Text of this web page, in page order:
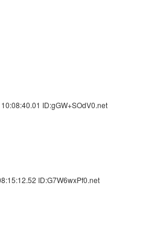
ID:gGW+SOdV0.net
ID:G7W6wxPf0.net